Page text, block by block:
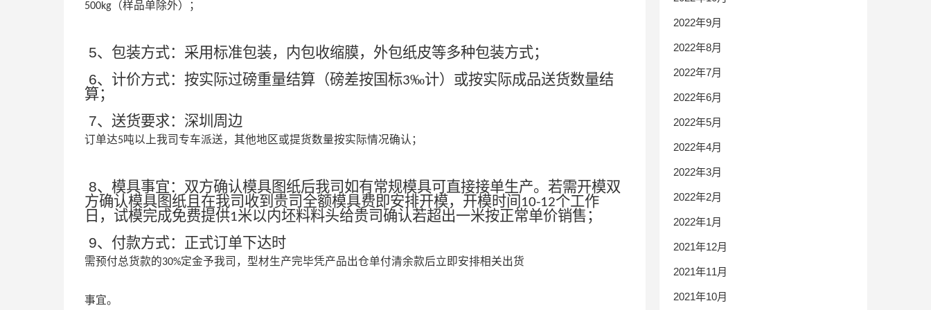
500kg （样品单除外）；
5、包装方式：采用标准包装，内包收缩膜，外包纸皮等多种包装方式；
6、计价方式：按实际过磅重量结算（磅差按国标3‰计）或按实际成品送货数量结
算；
7、送货要求：深圳周边
订单达5吨以上我司专车派送，其他地区或提货数量按实际情况确认；
8、模具事宜：双方确认模具图纸后我司如有常规模具可直接接单生产。若需开模双
方确认模具图纸且在我司收到贵司全额模具费即安排开模，开模时间 10-12个工作
日，试模完成免费提供1米以内坯料料头给贵司确认若超出一米按正常单价销售；
9、付款方式：正式订单下达时
需预付总货款的30%定金予我司，型材生产完毕凭产品出仓单付清余款后立即安排相关出货
事宜。
2022年9月
2022年8月
2022年7月
2022年6月
2022年5月
2022年4月
2022年3月
2022年2月
2022年1月
2021年12月
2021年11月
2021年10月